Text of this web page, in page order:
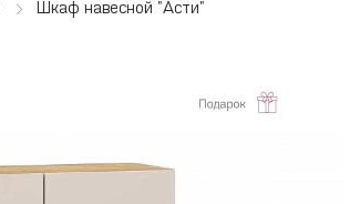
Шкаф навесной "Асти"